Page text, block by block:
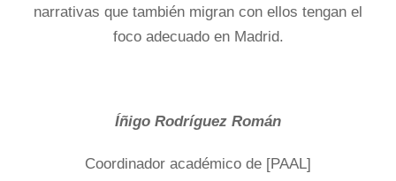
narrativas que también migran con ellos tengan el
foco adecuado en Madrid.
Íñigo Rodríguez Román
Coordinador académico de [PAAL]